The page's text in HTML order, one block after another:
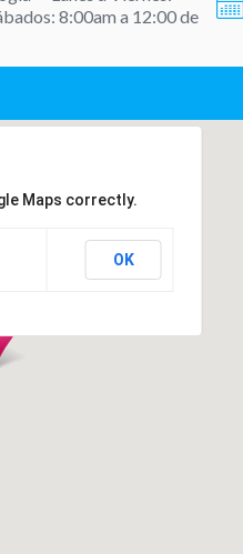
8:00am a 12:00 de
Maps correctly.
OK